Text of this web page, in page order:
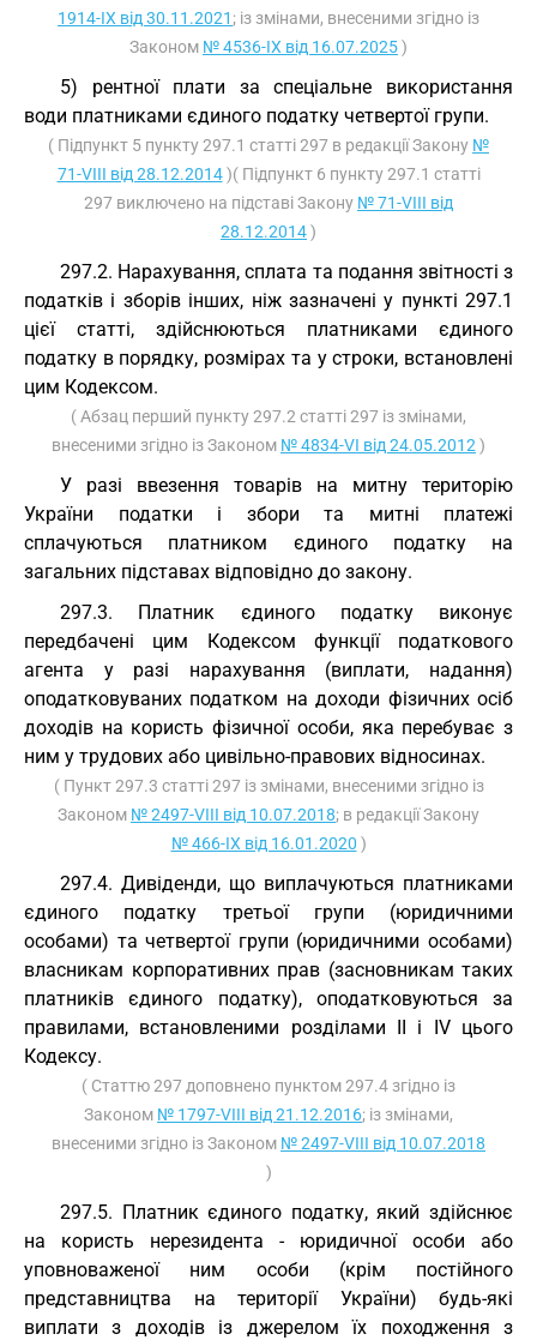
1914-IX від 30.11.2021 ; із змінами, внесеними згідно із
Законом № 4536-IX від 16.07.2025)
5) рентної плати за спеціальне використання
води платниками єдиного податку четвертої групи.
( Підпункт 5 пункту 297.1 статті 297 в редакції Закону №
71-VIII від 28.12.2014)( Підпункт 6 пункту 297.1 статті
297 виключено на підставі Закону № 71-VIII від
28.12.2014)
297.2. Нарахування, сплата та подання звітності з
податків і зборів інших, ніж зазначені у пункті 297.1
цієї статті, здійснюються платниками єдиного
податку в порядку, розмірах та у строки, встановлені
цим Кодексом.
( Абзац перший пункту 297.2 статті 297 із змінами,
внесеними згідно із Законом № 4834-VI від 24.05.2012 )
У разі ввезення товарів на митну територію
України податки і збори та митні платежі
сплачуються платником єдиного податку на
загальних підставах відповідно до закону.
297.3. Платник єдиного податку виконує
передбачені цим Кодексом функції податкового
агента у разі нарахування (виплати, надання)
оподатковуваних податком на доходи фізичних осіб
доходів на користь фізичної особи, яка перебуває з
ним у трудових або цивільно-правових відносинах.
( Пункт 297.3 статті 297 із змінами, внесеними згідно із
Законом № 2497-VIII від 10.07.2018; в редакції Закону
№ 466-IX від 16.01.2020 )
297.4. Дивіденди, що виплачуються платниками
єдиного податку третьої групи (юридичними
особами) та четвертої групи (юридичними особами)
власникам корпоративних прав (засновникам таких
платників єдиного податку), оподатковуються за
правилами, встановленими розділами II і IV цього
Кодексу.
( Статтю 297 доповнено пунктом 297.4 згідно із
Законом № 1797-VIII від 21.12.2016; із змінами,
внесеними згідно із Законом № 2497-VIII від 10.07.2018
)
297.5. Платник єдиного податку, який здійснює
на користь нерезидента - юридичної особи або
уповноваженої ним особи (крім постійного
представництва на території України) будь-які
виплати з доходів із джерелом їх походження з